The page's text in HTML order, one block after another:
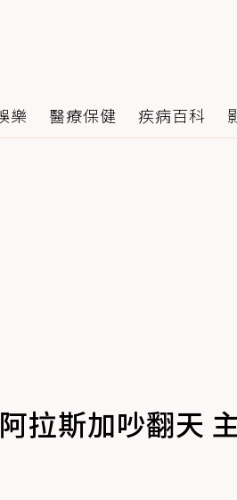
樂 醫療保健 疾病百科
拉斯加吵翻天